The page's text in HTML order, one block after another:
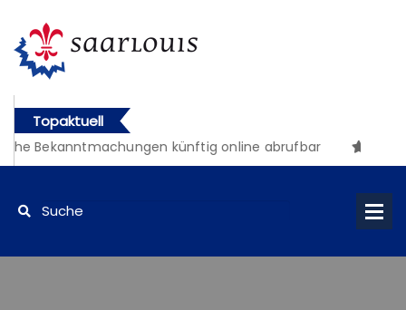
Topaktuell
Bekanntmachungen künftig online abrufbar